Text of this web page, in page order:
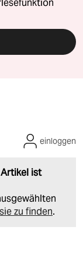
ist
zu finden.
einloggen